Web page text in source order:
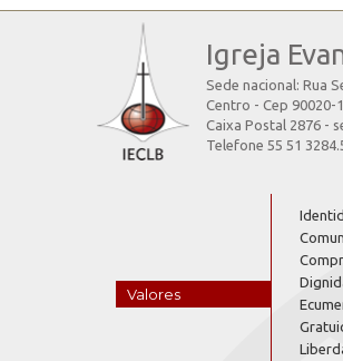
Igreja
Sede nacional: Rua
Centro - Cep 90020-
Caixa Postal 2876 -
Telefone 55 51
Valores